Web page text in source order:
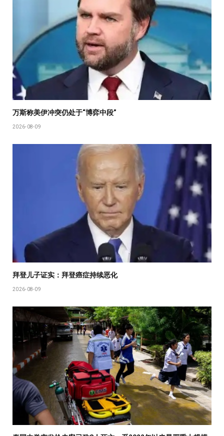
万斯称美伊冲突仍处于“博弈中段”
2026-08-09
拜登儿子证实：拜登癌症持续恶化
2026-08-09